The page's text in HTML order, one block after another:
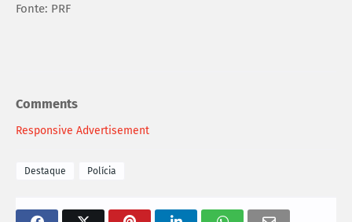
Fonte: PRF
Comments
Responsive Advertisement
Destaque Polícia